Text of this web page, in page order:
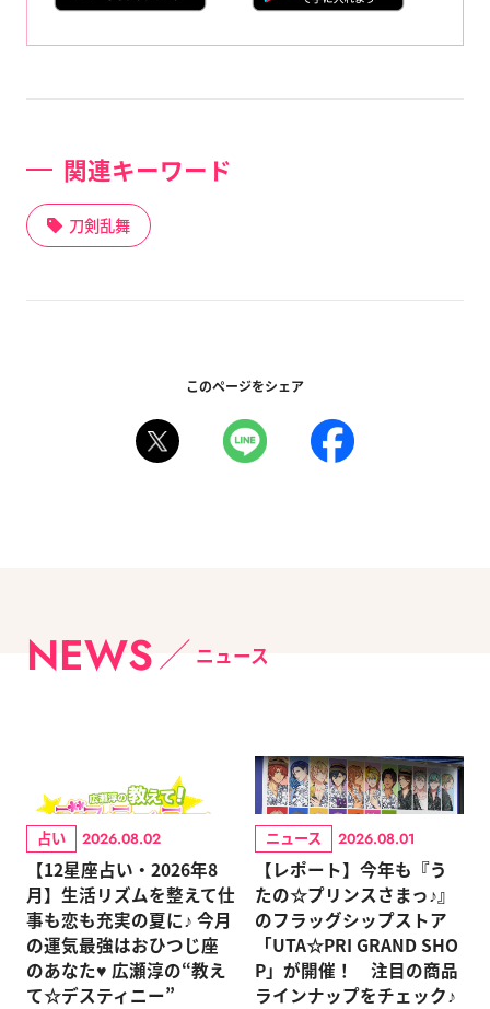
関連キーワード
刀剣乱舞
このページをシェア
NEWS ニュース
占い 2026.08.02
【12星座占い・2026年8
月】生活リズムを整えて仕
事も恋も充実の夏に♪ 今月
の運気最強はおひつじ座
のあなた♥ 広瀬淳の“教え
て☆デスティニー”
ニュース 2026.08.01
【レポート】今年も『う
たの☆プリンスさまっ♪』
のフラッグシップストア
「UTA☆PRI GRAND SHO
P」が開催！ 注目の商品
ラインナップをチェック♪